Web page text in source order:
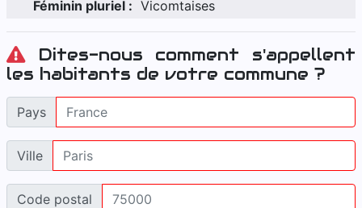
Féminin pluriel : Vicomtaises
Dites-nous comment s'appellent
les habitants de votre commune ?
Pays
Ville
Code postal